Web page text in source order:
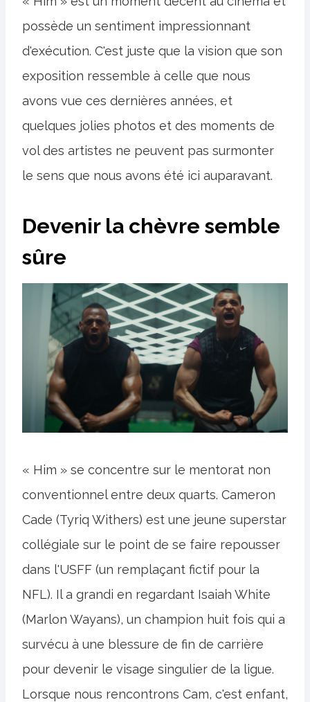
possède un sentiment impressionnant
d'exécution. C'est juste que la vision que son
exposition ressemble à celle que nous
avons vue ces dernières années, et
quelques jolies photos et des moments de
vol des artistes ne peuvent pas surmonter
le sens que nous avons été ici auparavant.
Devenir la chèvre semble
sûre
« Him » se concentre sur le mentorat non
conventionnel entre deux quarts. Cameron
Cade (Tyriq Withers) est une jeune superstar
collégiale sur le point de se faire repousser
dans l'USFF (un remplaçant fictif pour la
NFL). Il a grandi en regardant Isaiah White
(Marlon Wayans), un champion huit fois qui a
survécu à une blessure de fin de carrière
pour devenir le visage singulier de la ligue.
Lorsque nous rencontrons Cam, c'est enfant,